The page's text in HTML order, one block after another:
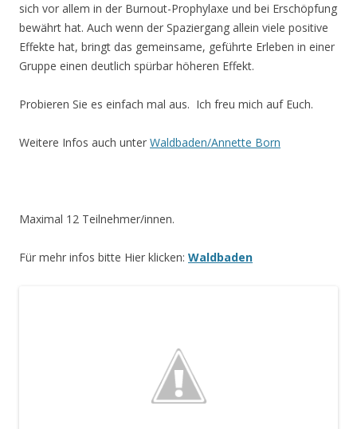
sich vor allem in der Burnout-Prophylaxe und bei Erschöpfung
bewährt hat. Auch wenn der Spaziergang allein viele positive
Effekte hat, bringt das gemeinsame, geführte Erleben in einer
Gruppe einen deutlich spürbar höheren Effekt.
Probieren Sie es einfach mal aus. Ich freu mich auf Euch.
Weitere Infos auch unter Waldbaden/Annette Born
Maximal 12 Teilnehmer/innen.
Für mehr infos bitte Hier klicken: Waldbaden